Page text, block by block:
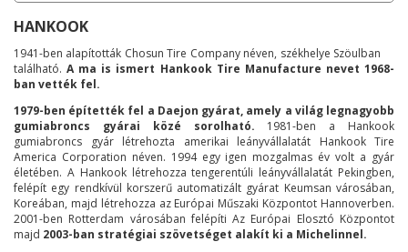
HANKOOK
1941-ben alapították Chosun Tire Company néven, székhelye Szöulban
található.A ma is ismert Hankook Tire Manufacture nevet 1968-
ban vették fel.
1979-ben építették fel a Daejon gyárat, amely a világ legnagyobb
gumiabroncs gyárai közé sorolható. 1981-ben a Hankook
gumiabroncs gyár létrehozta amerikai leányvállalatát Hankook Tire
America Corporation néven. 1994 egy igen mozgalmas év volt a gyár
életében. A Hankook létrehozza tengerentúli leányvállalatát Pekingben,
felépít egy rendkívül korszerű automatizált gyárat Keumsan városában,
Koreában, majd létrehozza az Európai Műszaki Központot Hannoverben.
2001-ben Rotterdam városában felépíti Az Európai Elosztó Központot
majd 2003-ban stratégiai szövetséget alakít ki a Michelinnel.